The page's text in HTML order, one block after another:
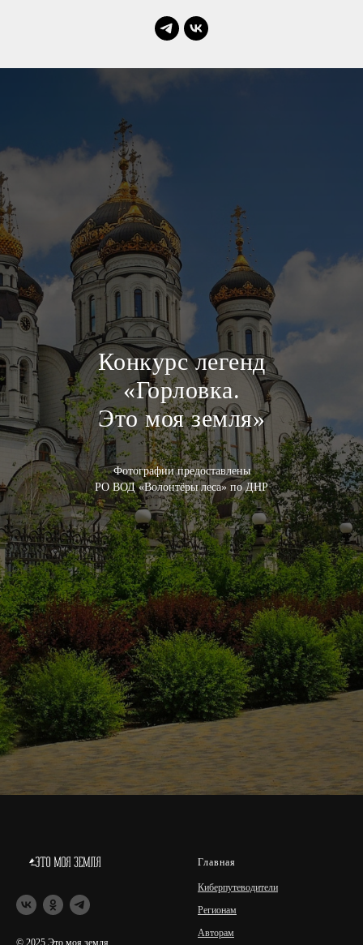
Конкурс легенд
«Горловка.
Это моя земля»
Фотографии предоставлены
РО ВОД «Волонтёры леса» по ДНР
Главная
Киберпутеводители
Регионам
Авторам